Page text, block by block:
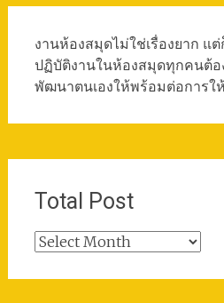
งานห้องสมุดไม่ใช่เรื่องยาก แ
ปฏิบัติงานในห้องสมุดทุกคนต้อ
พัฒนาตนเองให้พร้อมต่อการใ
Total Post
Total